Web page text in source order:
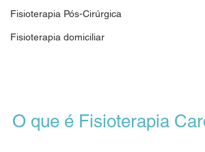
Fisioterapia Pós-Cirúrgica
Fisioterapia domiciliar
O que é Fisioterapia